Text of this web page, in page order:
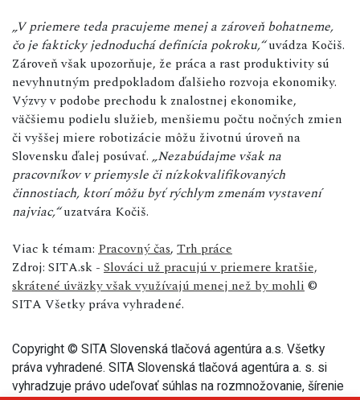
„V priemere teda pracujeme menej a zároveň bohatneme,
čo je fakticky jednoduchá definícia pokroku,“uvádza Kočiš.
Zároveň však upozorňuje, že práca a rast produktivity sú
nevyhnutným predpokladom ďalšieho rozvoja ekonomiky.
Výzvy v podobe prechodu k znalostnej ekonomike,
väčšiemu podielu služieb, menšiemu počtu nočných zmien
či vyššej miere robotizácie môžu životnú úroveň na
Slovensku ďalej posúvať. „Nezabúdajme však na
pracovníkov v priemysle či nízkokvalifikovaných
činnostiach, ktorí môžu byť rýchlym zmenám vystavení
najviac,“uzatvára Kočiš.
Viac k témam: Pracovný čas, Trh práce
Zdroj: SITA.sk - Slováci už pracujú v priemere kratšie,
skrátené úväzky však využívajú menej než by mohli ©
SITA Všetky práva vyhradené.
Copyright © SITA Slovenská tlačová agentúra a.s. Všetky
práva vyhradené. SITA Slovenská tlačová agentúra a. s. si
vyhradzuje právo udeľovať súhlas na rozmnožovanie, šírenie